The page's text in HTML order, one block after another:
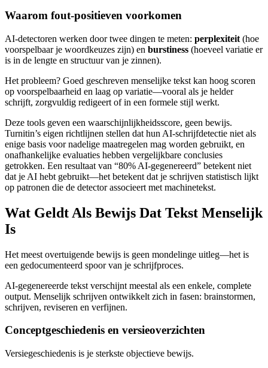
Waarom fout-positieven voorkomen
AI-detectoren werken door twee dingen te meten: perplexiteit (hoe
voorspelbaar je woordkeuzes zijn) en burstiness (hoeveel variatie er
is in de lengte en structuur van je zinnen).
Het probleem? Goed geschreven menselijke tekst kan hoog scoren
op voorspelbaarheid en laag op variatie—vooral als je helder
schrijft, zorgvuldig redigeert of in een formele stijl werkt.
Deze tools geven een waarschijnlijkheidsscore, geen bewijs.
Turnitin’s eigen richtlijnen stellen dat hun AI-schrijfdetectie niet als
enige basis voor nadelige maatregelen mag worden gebruikt, en
onafhankelijke evaluaties hebben vergelijkbare conclusies
getrokken. Een resultaat van “80% AI-gegenereerd” betekent niet
dat je AI hebt gebruikt—het betekent dat je schrijven statistisch lijkt
op patronen die de detector associeert met machinetekst.
Wat Geldt Als Bewijs Dat Tekst Menselijk
Is
Het meest overtuigende bewijs is geen mondelinge uitleg—het is
een gedocumenteerd spoor van je schrijfproces.
AI-gegenereerde tekst verschijnt meestal als een enkele, complete
output. Menselijk schrijven ontwikkelt zich in fasen: brainstormen,
schrijven, reviseren en verfijnen.
Conceptgeschiedenis en versieoverzichten
Versiegeschiedenis is je sterkste objectieve bewijs.